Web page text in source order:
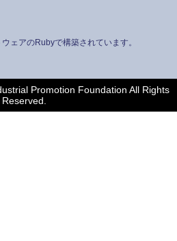
ェアのRubyで構築されています。
Promotion Foundation All Rights
Reserved.